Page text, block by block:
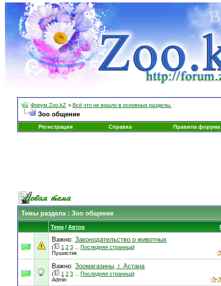
Форум Zoo.kZ > Всё что не вошло в основные разделы.
Зоо общение
Регистрация Справка Правила форума
Темы раздела: Зоо общение
Тема / Автор
Важно: Законодательство о животных
( 1 2 3 Последняя страница)
Пушистик
Важно: Зоомагазины, г. Астана
( 1 2 3 Последняя страница)
Admin